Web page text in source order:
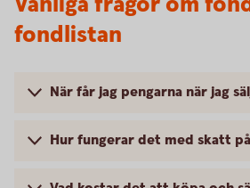
fondlistan
När får jag pengarna när jag
Hur fungerar det med skatt